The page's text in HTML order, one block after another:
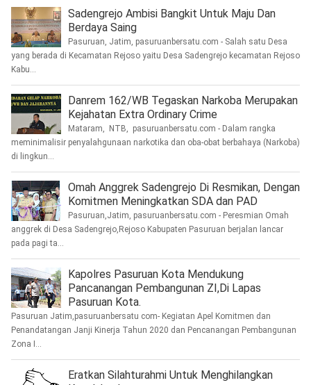
Sadengrejo Ambisi Bangkit Untuk Maju Dan
Berdaya Saing
Pasuruan, Jatim, pasuruanbersatu.com - Salah satu Desa
yang berada di Kecamatan Rejoso yaitu Desa Sadengrejo kecamatan Rejoso
Kabu...
Danrem 162/WB Tegaskan Narkoba Merupakan
Kejahatan Extra Ordinary Crime
Mataram, NTB, pasuruanbersatu.com - Dalam rangka
meminimalisir penyalahgunaan narkotika dan oba-obat berbahaya (Narkoba)
di lingkun...
Omah Anggrek Sadengrejo Di Resmikan, Dengan
Komitmen Meningkatkan SDA dan PAD
Pasuruan,Jatim, pasuruanbersatu.com - Peresmian Omah
anggrek di Desa Sadengrejo,Rejoso Kabupaten Pasuruan berjalan lancar
pada pagi ta...
Kapolres Pasuruan Kota Mendukung
Pancanangan Pembangunan ZI,Di Lapas
Pasuruan Kota.
Pasuruan Jatim,pasuruanbersatu com- Kegiatan Apel Komitmen dan
Penandatangan Janji Kinerja Tahun 2020 dan Pencanangan Pembangunan
Zona I...
Eratkan Silahturahmi Untuk Menghilangkan